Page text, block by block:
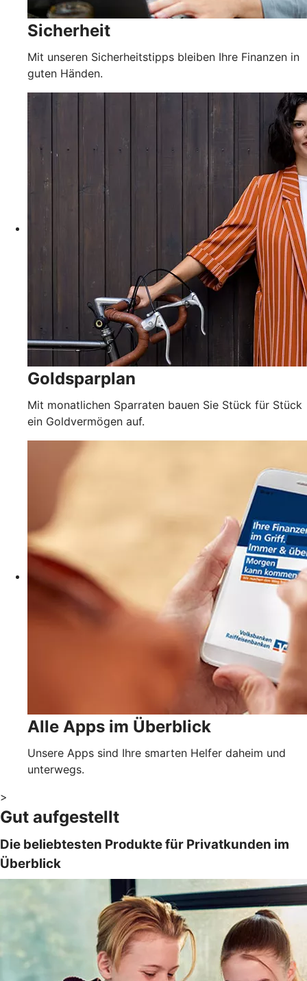
Sicherheit
Mit unseren Sicherheitstipps bleiben Ihre Finanzen in
guten Händen.
Goldsparplan
Mit monatlichen Sparraten bauen Sie Stück für Stück
ein Goldvermögen auf.
Alle Apps im Überblick
Unsere Apps sind Ihre smarten Helfer daheim und
unterwegs.
>
Gut aufgestellt
Die beliebtesten Produkte für Privatkunden im
Überblick